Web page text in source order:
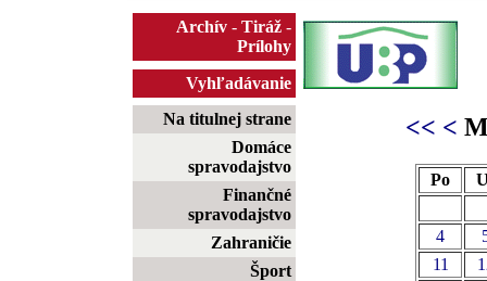
Archív - Tiráž -
Prílohy
Vyhľadávanie
Na titulnej strane
Domáce
spravodajstvo
Finančné
spravodajstvo
Zahraničie
Šport
<< <
Po
4
11